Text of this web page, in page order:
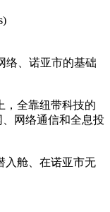
络、诺亚市的基础
，全靠纽带科技的
网络通信和全息投
入舱、在诺亚市无